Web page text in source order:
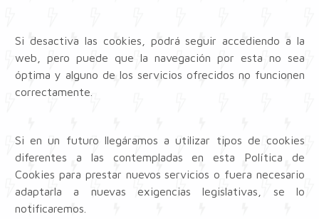
Si desactiva las cookies, podrá seguir accediendo a la
web, pero puede que la navegación por esta no sea
óptima y alguno de los servicios ofrecidos no funcionen
correctamente.
Si en un futuro llegáramos a utilizar tipos de cookies
diferentes a las contempladas en esta Política de
Cookies para prestar nuevos servicios o fuera necesario
adaptarla a nuevas exigencias legislativas, se lo
notificaremos.